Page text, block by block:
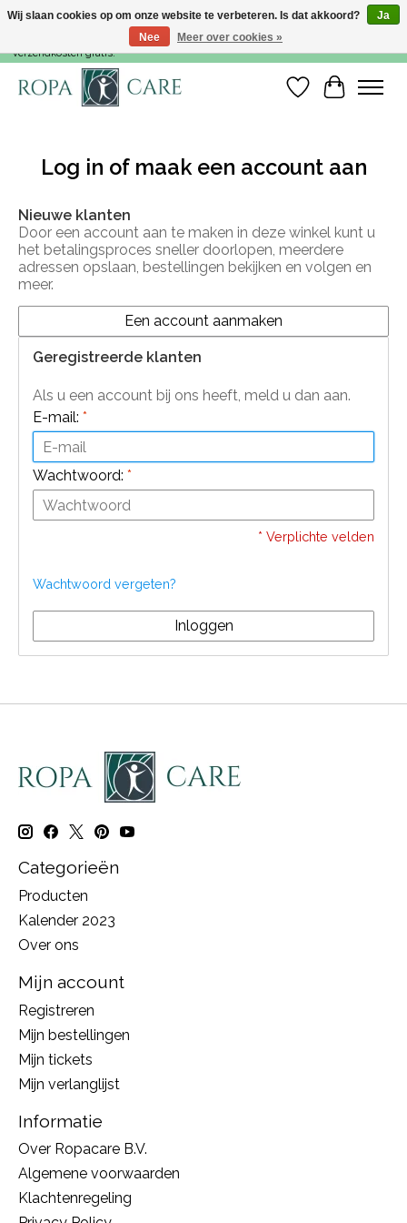
Voor 15:00 besteld, dezelfde werkdag nog verzonden! Vanaf €35,- zijn de
verzendkosten gratis!
Verlanglijst
Log in of maak een account aan
Nieuwe klanten
Door een account aan te maken in deze winkel kunt u
het betalingsproces sneller doorlopen, meerdere
adressen opslaan, bestellingen bekijken en volgen en
meer.
Een account aanmaken
Geregistreerde klanten
Als u een account bij ons heeft, meld u dan aan.
E-mail: *
Wachtwoord: *
* Verplichte velden
Wachtwoord vergeten?
Inloggen
Categorieën
Producten
Kalender 2023
Over ons
Mijn account
Registreren
Mijn bestellingen
Mijn tickets
Mijn verlanglijst
Informatie
Over Ropacare B.V.
Algemene voorwaarden
Klachtenregeling
Wij slaan cookies op om onze website te verbeteren. Is dat akkoord?
Ja
Nee
Meer over cookies »